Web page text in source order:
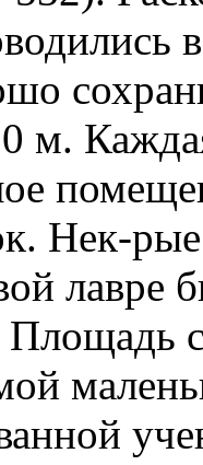
м.
Нек-
лавре
Площадь